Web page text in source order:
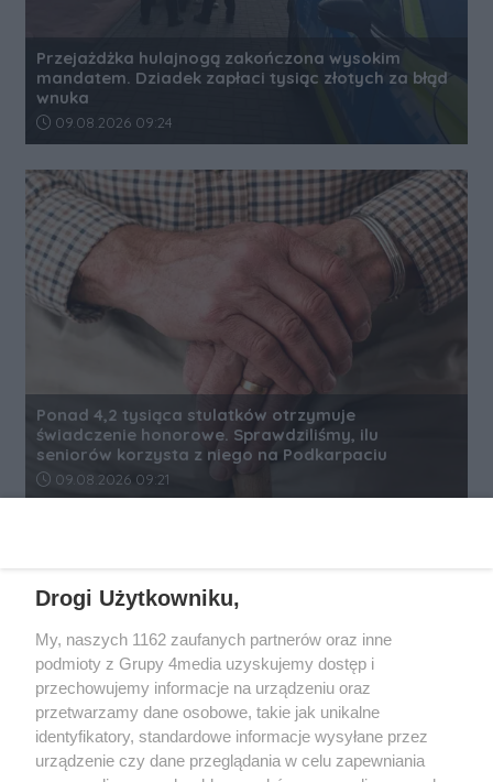
Przejażdżka hulajnogą zakończona wysokim
mandatem. Dziadek zapłaci tysiąc złotych za błąd
wnuka
Data dodania artykułu:
09.08.2026 09:24
Ponad 4,2 tysiąca stulatków otrzymuje
świadczenie honorowe. Sprawdziliśmy, ilu
seniorów korzysta z niego na Podkarpaciu
Data dodania artykułu:
09.08.2026 09:21
Drogi Użytkowniku,
My, naszych 1162 zaufanych partnerów oraz inne
podmioty z Grupy 4media uzyskujemy dostęp i
przechowujemy informacje na urządzeniu oraz
przetwarzamy dane osobowe, takie jak unikalne
identyfikatory, standardowe informacje wysyłane przez
urządzenie czy dane przeglądania w celu zapewniania